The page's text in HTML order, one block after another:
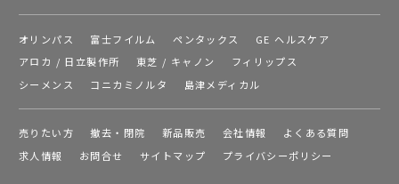
オリンパス 富士フイルム ペンタックス
GE ヘルスケア
アロカ / 日立製作所
東芝 / キャノン
フィリップス
シーメンス
コニカミノルタ 島津メディカル
売りたい方 撤去・閉院 新品販売 会社情報
よくある質問
求人情報
お問合せ サイトマップ プライバシーポリシー